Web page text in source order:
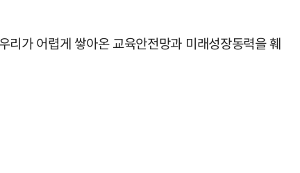
가 어렵게 쌓아온 교육안전망과 미래성장동력을 훼